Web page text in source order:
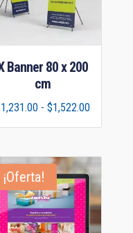
Banner 80 x 200
cm
1,231.00 - $1,522.00Rango
de
desde
$1,231.00
hasta
¡Oferta!